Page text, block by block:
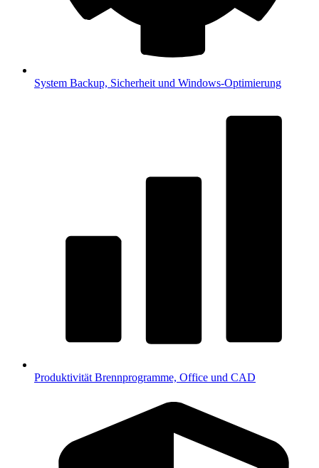
System Backup, Sicherheit und Windows-Optimierung
Produktivität Brennprogramme, Office und CAD